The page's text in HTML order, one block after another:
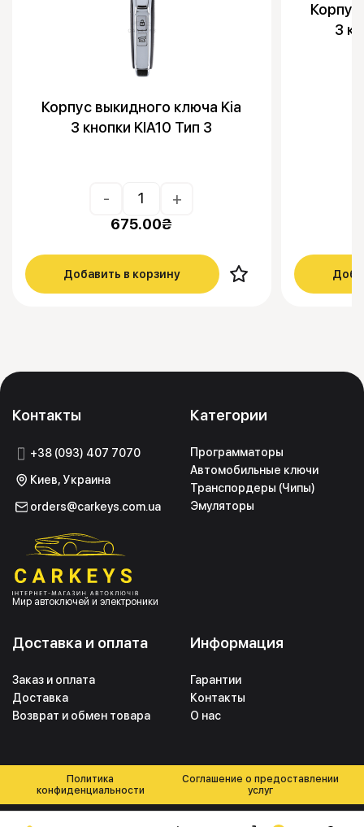
Корпус выкидного ключа Kia
3 кнопки KIA10 Тип 3
- +
675.00₴
Добавить в корзину
3
Контакты
+38 (093) 407 7070
Киев, Украина
orders@carkeys.com.ua
Мир автоключей и электроники
Категории
Программаторы
Автомобильные ключи
Транспордеры (Чипы)
Эмуляторы
Информация
Гарантии
Контакты
О нас
Доставка и оплата
Заказ и оплата
Доставка
Возврат и обмен товара
Политика
конфиденциальности
Соглашение о предоставлении
услуг